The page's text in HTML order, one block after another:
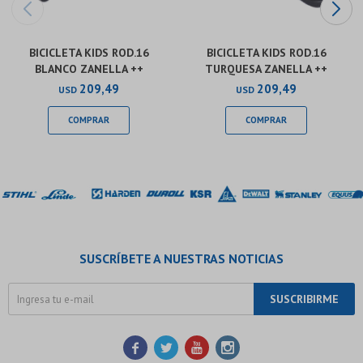
BICICLETA KIDS ROD.16
BLANCO ZANELLA ++
USD 209,49
BICICLETA KIDS ROD.16
TURQUESA ZANELLA ++
USD 209,49
SUSCRÍBETE A NUESTRAS NOTICIAS
SUSCRIBIRME
   